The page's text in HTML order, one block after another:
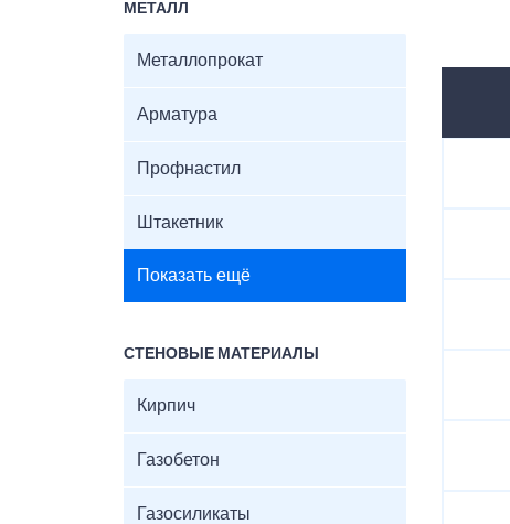
МЕТАЛЛ
Металлопрокат
Арматура
Профнастил
Штакетник
Показать ещё
СТЕНОВЫЕ МАТЕРИАЛЫ
Кирпич
Газобетон
Газосиликаты